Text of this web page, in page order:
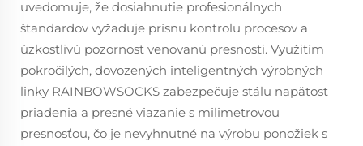
uvedomuje, že dosiahnutie profesionálnych
štandardov vyžaduje prísnu kontrolu procesov a
úzkostlivú pozornosť venovanú presnosti. Využitím
pokročilých, dovozených inteligentných výrobných
linky RAINBOWSOCKS zabezpečuje stálu napätosť
priadenia a presné viazanie s milimetrovou
presnosťou, čo je nevyhnutné na výrobu ponožiek s